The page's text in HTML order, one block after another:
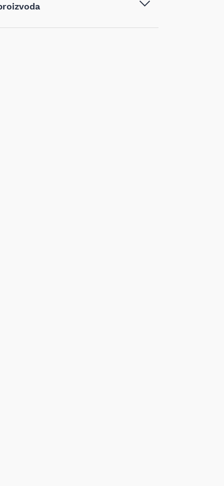
prašine - 136173-4